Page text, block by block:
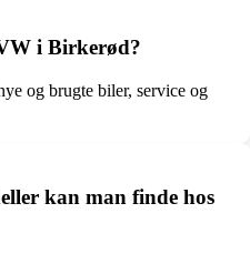
i Birkerød?
og brugte biler, service og
kan man finde hos